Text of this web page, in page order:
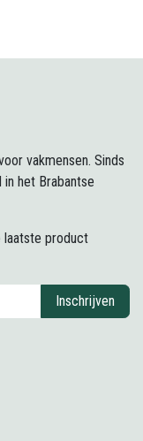
vakmensen. Sinds
het Brabantse
laatste product
Inschrijven